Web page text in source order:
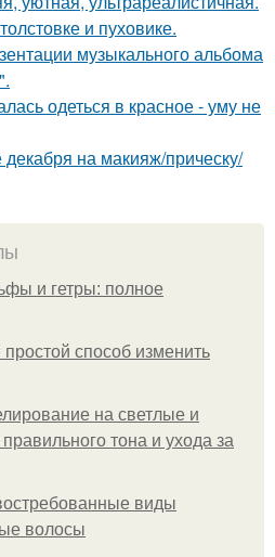
и пуховике.
музыкального альбома
одеться в красное - уму не
на макияж/прическу/
и гетры: полное
способ изменить
на светлые и
тона и ухода за
виды
волосы